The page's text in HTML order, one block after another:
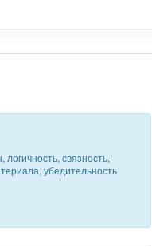
связность,
убедительность